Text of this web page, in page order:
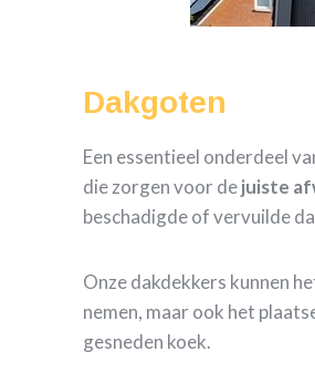
Dakgoten
Een essentieel onderdeel
die zorgen voor dejuiste
beschadigde of vervuilde
Onze dakdekkers kunnen
nemen, maar ook het
gesneden koek.